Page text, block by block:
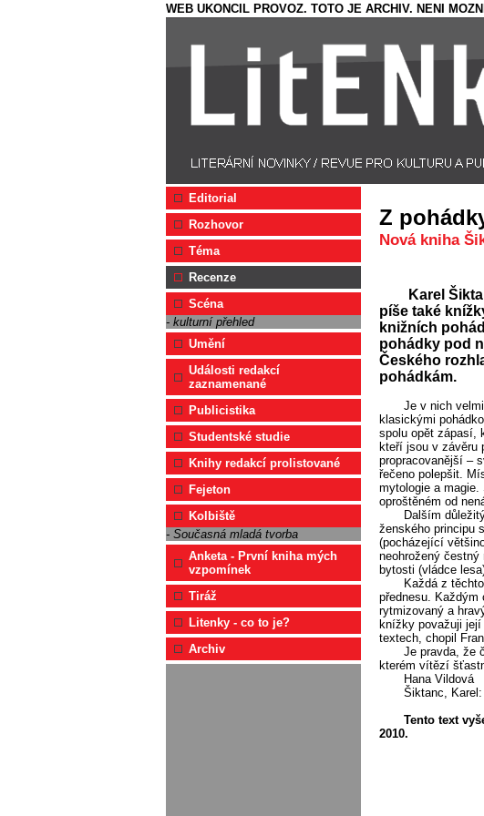
WEB UKONCIL PROVOZ. TOTO JE ARCHIV. NENI
Editorial
Rozhovor
Téma
Recenze
Scéna
- kulturní přehled
Umění
Události redakcí
zaznamenané
Publicistika
Studentské studie
Knihy redakcí prolistované
Fejeton
Kolbiště
- Současná mladá tvorba
Anketa - První kniha mých
vzpomínek
Tiráž
Litenky - co to je?
Archiv
Z
Nová kniha
Karel
píše také
knižních
pohádky pod
Českého
pohádkám.
Je v nich
klasickými
spolu opět zápasí,
kteří jsou v závěru
propracovanější –
řečeno polepšit.
mytologie a
oproštěném od
Dalším
ženského principu
(pocházející
neohrožený
bytosti (vládce
Každá z
přednesu.
rytmizovaný a
knížky považuji její
textech, chopil
Je pravda, že
kterém vítězí
Hana Vildová
Šiktanc,
Tento text
2010.